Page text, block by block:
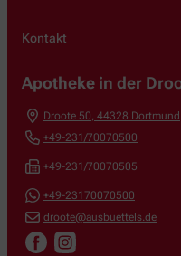
Kontakt
Apotheke in der
Droote 50, 44328 Dortmund
+49-231/70070500
+49-231/70070505
+49-23170070500
droote@ausbuettels.de